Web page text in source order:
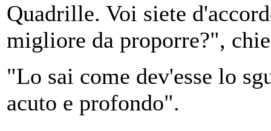
Quadrille. Voi siete
migliore da proporre?",
"Lo sai come dev'esse lo
acuto e profondo".